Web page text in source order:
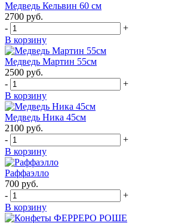
Медведь Кельвин 60 см
2700 руб.
-
+
В корзину
Медведь Мартин 55см
2500 руб.
-
+
В корзину
Медведь Ника 45см
2100 руб.
-
+
В корзину
Раффаэлло
700 руб.
-
+
В корзину